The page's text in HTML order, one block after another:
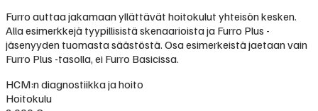
Furro auttaa jakamaan yllättävät hoitokulut yhteisön kesken.
Alla esimerkkejä tyypillisistä skenaarioista ja Furro Plus -
jäsenyyden tuomasta säästöstä. Osa esimerkeistä jaetaan vain
Furro Plus -tasolla, ei Furro Basicissa.
HCM:n diagnostiikka ja hoito
Hoitokulu